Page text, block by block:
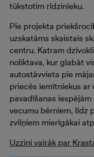
tūkstotim rīdzinieku.
Pie projekta
uzskatāms skaistais
centru. Katram
noliktava, kur glabāt
autostāvvieta pie
priecēs iemītniekus ar
pavadīšanas
vecumu bērniem, līdz
zvilņiem mierīgākai
Uzzini vairāk par